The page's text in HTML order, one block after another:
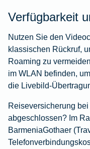
Verfügbarkeit
Nutzen Sie den
klassischen Rückruf,
Roaming zu
im WLAN befinden,
die Livebild-
Reiseversicherung
abgeschlossen? Im
BarmeniaGothaer